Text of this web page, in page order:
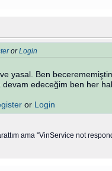
orLogin
yasal. Ben
edeceğim ben her
or Login
ama "VinService not